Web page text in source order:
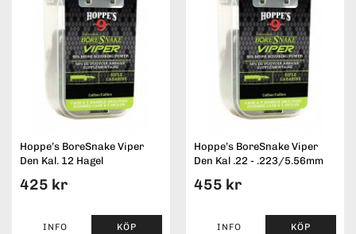
Hoppe’s BoreSnake Viper
Den Kal. 12 Hagel
425 kr
INFO KÖP
Hoppe’s BoreSnake Viper
Den Kal .22 - .223/5.56mm
455 kr
INFO KÖP